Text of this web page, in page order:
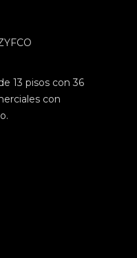
13 pisos con 36
con